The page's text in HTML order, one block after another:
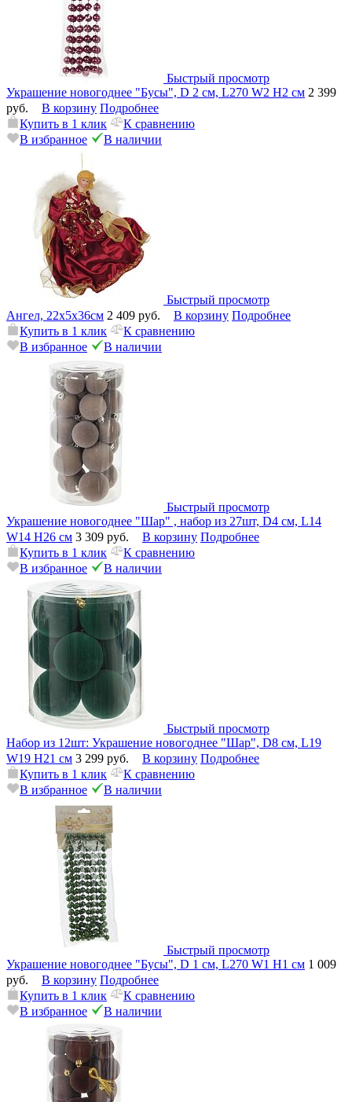
Быстрый просмотр
Украшение новогоднее "Бусы", D 2 см, L270 W2 H2 см 2 399
руб.
В корзину Подробнее
Купить в 1 клик
К сравнению
В избранное
В наличии
Быстрый просмотр
Ангел, 22х5х36см 2 409 руб. В корзину Подробнее
Купить в 1 клик
К сравнению
В избранное
В наличии
Быстрый просмотр
Украшение новогоднее "Шар" , набор из 27шт, D4 см, L14
W14 H26 см 3 309 руб. В корзину Подробнее
Купить в 1 клик
К сравнению
В избранное
В наличии
Быстрый просмотр
Набор из 12шт: Украшение новогоднее "Шар", D8 см, L19
W19 H21 см 3 299 руб. В корзину Подробнее
Купить в 1 клик
К сравнению
В избранное
В наличии
Быстрый просмотр
Украшение новогоднее "Бусы", D 1 см, L270 W1 H1 см 1 009
руб.
В корзину Подробнее
Купить в 1 клик
К сравнению
В избранное
В наличии